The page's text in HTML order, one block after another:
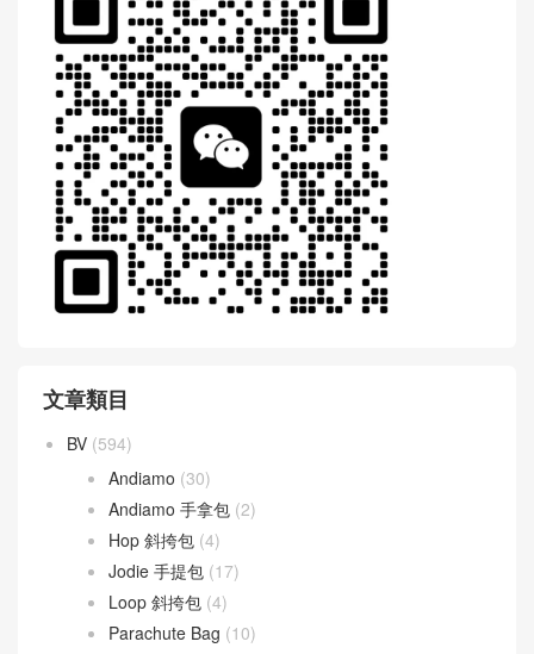
WeChat 微信互動
文章類目
(594)